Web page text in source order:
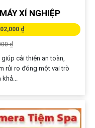
XÍ NGHIỆP
₫
₫
cải thiện an toàn,
rủi ro đóng một vai trò